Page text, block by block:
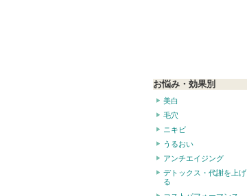
お悩み・効果別
美白
毛穴
ニキビ
うるおい
アンチエイジング
デトックス・代謝を上げ
る